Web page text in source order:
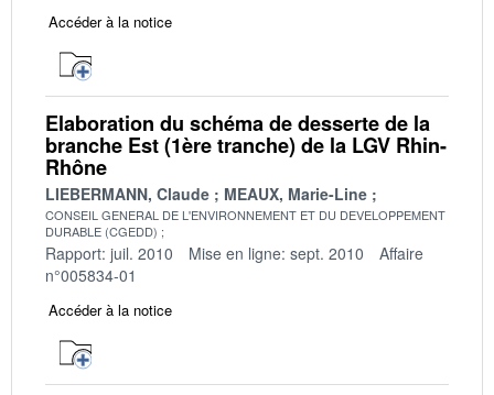
Accéder à la notice
Elaboration du schéma de desserte de la
branche Est (1ère tranche) de la LGV Rhin-
Rhône
LIEBERMANN, Claude MEAUX, Marie-Line
CONSEIL GENERAL DE L'ENVIRONNEMENT ET DU DEVELOPPEMENT
DURABLE (CGEDD)
Rapport: juil. 2010 Mise en ligne: sept. 2010
Affaire
n°005834-01
Accéder à la notice